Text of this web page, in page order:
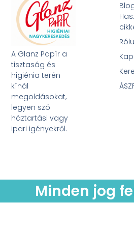
A Glanz Papír a
tisztaság és
higiénia terén
kínál
megoldásokat,
legyen szó
háztartási vagy
ipari igényekről.
Minden jog